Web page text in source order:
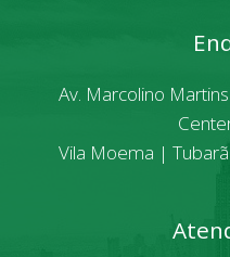
Av. Marcolino
Vila Moema |